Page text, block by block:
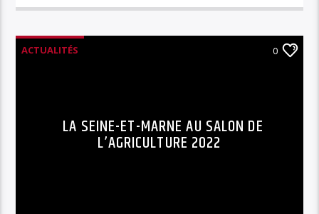
ACTUALITÉS 0
LA SEINE-ET-MARNE AU SALON DE
L’AGRICULTURE 2022